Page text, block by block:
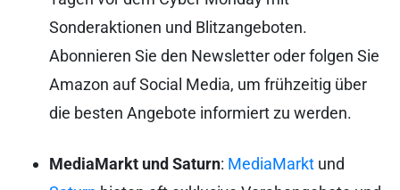
Sonderaktionen und Blitzangeboten.
Abonnieren Sie den Newsletter oder folgen Sie
Amazon auf Social Media, um frühzeitig über
die besten Angebote informiert zu werden.
MediaMarkt und Saturn: MediaMarkt und